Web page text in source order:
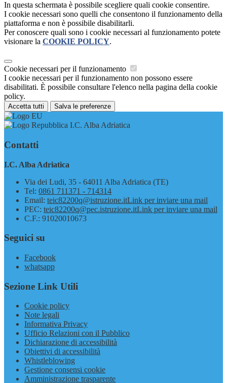
In questa schermata è possibile scegliere quali cookie consentire.
I cookie necessari sono quelli che consentono il funzionamento della
piattaforma e non è possibile disabilitarli.
Per conoscere quali sono i cookie necessari al funzionamento potete
visionare la COOKIE POLICY.
Cookie necessari per il funzionamento
I cookie necessari per il funzionamento non possono essere
disabilitati. È possibile consultare l'elenco nella pagina della cookie
policy.
Accetta tutti Salva le preferenze
I.C. Alba Adriatica
Contatti
I.C. Alba Adriatica
Via dei Ludi, 35 - 64011 Alba Adriatica (TE)
Tel: 0861 711371 - 714314
Email: teic82200q@istruzione.itLink per inviare una mail
PEC: teic82200q@pec.istruzione.itLink per inviare una mail
C.F.: 91020010673
Seguici su
Facebook
whatsapp
Sezione Link Utili
Cookie policy
Note legali
Informativa Privacy
Ufficio Relazioni con il Pubblico
Dichiarazione di accessibilità
Obiettivi di accessibilità
Whistleblowing
Gestione consensi cookie
Amministrazione trasparente